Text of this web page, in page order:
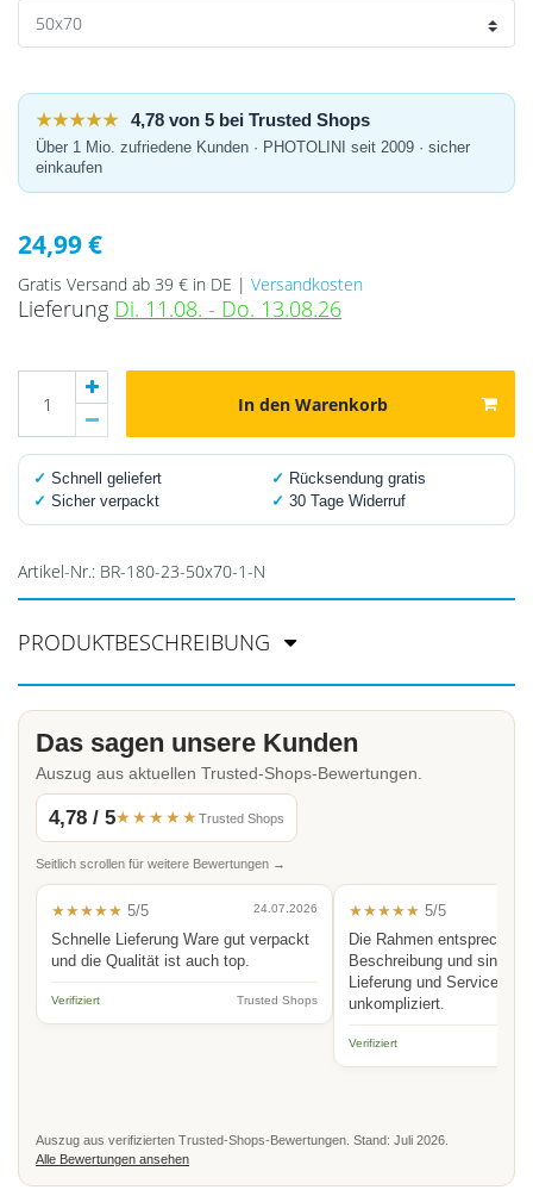
★★★★★ 4,78 von 5 bei Trusted Shops
Über 1 Mio. zufriedene Kunden · PHOTOLINI seit 2009 · sicher
einkaufen
24,99 €
Gratis Versand ab 39 € in DE | Versandkosten
Lieferung Di. 11.08. - Do. 13.08.26
In den Warenkorb
✓ Schnell geliefert ✓ Rücksendung gratis
✓ Sicher verpackt ✓ 30 Tage Widerruf
Artikel-Nr.: BR-180-23-50x70-1-N
PRODUKTBESCHREIBUNG
Das sagen unsere Kunden
Auszug aus aktuellen Trusted-Shops-Bewertungen.
4,78 / 5★★★★★ Trusted Shops
Seitlich scrollen für weitere Bewertungen →
★★★★★ 5/5 24.07.2026
Schnelle Lieferung Ware gut verpackt
und die Qualität ist auch top.
Verifiziert Trusted Shops
★★★★★ 5/5
Die Rahmen entsprechen
Beschreibung und sind
Lieferung und Service
unkompliziert.
Verifiziert
Auszug aus verifizierten Trusted-Shops-Bewertungen. Stand: Juli 2026.
Alle Bewertungen ansehen